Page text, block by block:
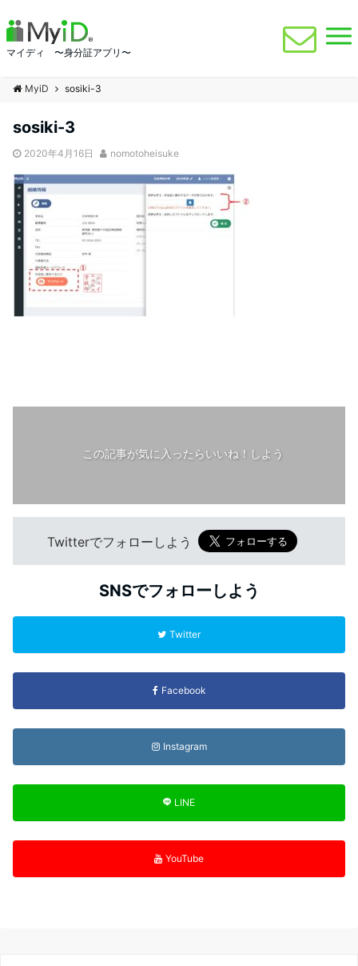
マイディ 〜身分証アプリ〜
MyiD sosiki-3
sosiki-3
2020年4月16日 nomotoheisuke
この記事が気に入ったらいいね！しよう
Twitterでフォローしよう
SNSでフォローしよう
Twitter
Facebook
Instagram
LINE
YouTube